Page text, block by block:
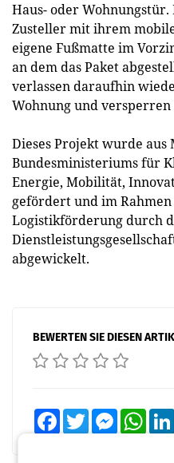
Haus- oder
Zusteller mit ihrem
eigene Fußmatte im
an dem das Paket
verlassen daraufhin
Wohnung und versperren
Dieses Projekt wurde aus
Bundesministeriums für
Energie, Mobilität,
gefördert und im
Logistikförderung durch
abgewickelt.
BEWERTEN SIE DIESEN
FacebookTwitter Messenger